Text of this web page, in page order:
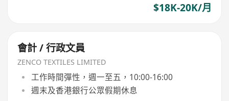
$18K-20K/月
會計 / 行政文員
ZENCO TEXTILES LIMITED
工作時間彈性，週一至五，10:00-16:00
週末及香港銀行公眾假期休息